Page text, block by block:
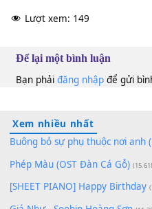
Lượt xem: 149